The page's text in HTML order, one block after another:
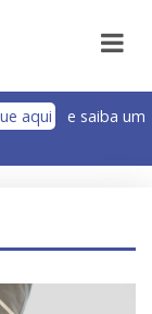
aqui
e saiba um